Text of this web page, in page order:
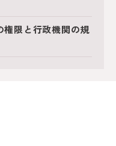
限と行政機関の規